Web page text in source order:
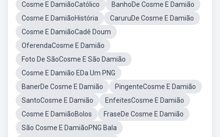
Cosme E DamiãoCatólico
BanhoDe Cosme E Damião
Cosme E DamiãoHistória
CaruruDe Cosme E Damião
Cosme E DamiãoCadê Doum
OferendaCosme E Damião
Foto De SãoCosme E São Damião
Cosme E Damião EDa Um PNG
BanerDe Cosme E Damião
PingenteCosme E Damião
SantoCosme E Damião
EnfeitesCosme E Damião
Cosme E DamiãoBolos
FraseDe Cosme E Damião
São Cosme E DamiãoPNG Bala